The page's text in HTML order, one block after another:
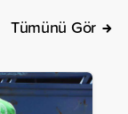
Tümünü Gör